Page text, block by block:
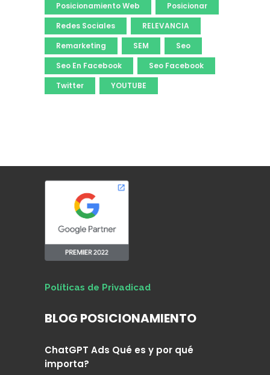
Posicionamiento Web
Posicionar
Redes Sociales
RELEVANCIA
Remarketing
SEM
Seo
Seo En Facebook
Seo Facebook
Twitter
YOUTUBE
Políticas de Privadicad
BLOG POSICIONAMIENTO
ChatGPT Ads Qué es y por qué
importa?